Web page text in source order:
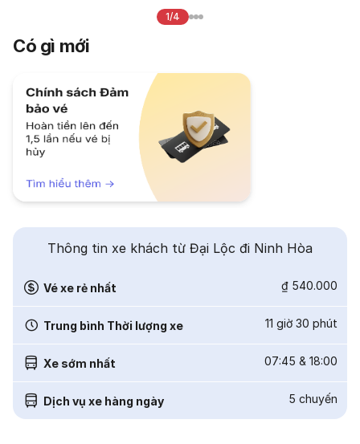
1/4
Có gì mới
Thông tin xe khách từ Đại Lộc đi Ninh Hòa
Vé xe rẻ nhất ₫ 540.000
Trung bình Thời lượng xe 11 giờ 30 phút
Xe sớm nhất 07:45 & 18:00
Dịch vụ xe hàng ngày 5 chuyến